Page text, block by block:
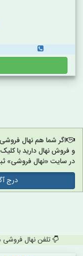
اگر شما هم نهال
و فروش نهال دارید با
در سایت «نهال فروشی»
درج
تلفن نهال فروشی